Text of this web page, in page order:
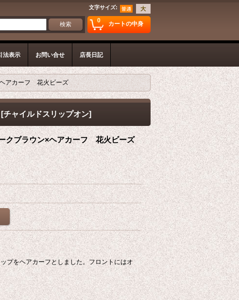
文字サイズ:
0 カートの中身
法表示 お問い合せ 店長日記
アカーフ 花火ビーズ
[チャイルドスリップオン]
ブラウン×ヘアカーフ 花火ビーズ
プをヘアカーフとしました。フロントにはオ